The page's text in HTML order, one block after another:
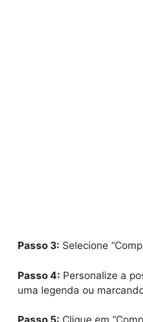
Passo 3: Selecione
Passo 4: Personalize a
uma legenda ou